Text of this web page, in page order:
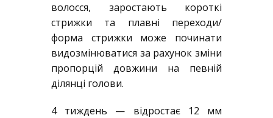
волосся, заростають короткі
стрижки та плавні переходи/
форма стрижки може починати
видозмінюватися за рахунок зміни
пропорцій довжини на певній
ділянці голови.
4 тиждень — відростає 12 мм